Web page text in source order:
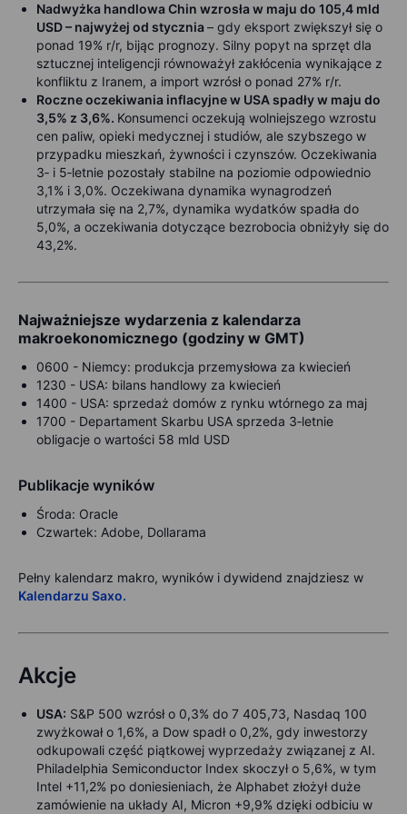
Nadwyżka handlowa Chin wzrosła w maju do 105,4 mld
USD – najwyżej od stycznia – gdy eksport zwiększył się o
ponad 19% r/r, bijąc prognozy. Silny popyt na sprzęt dla
sztucznej inteligencji równoważył zakłócenia wynikające z
konfliktu z Iranem, a import wzrósł o ponad 27% r/r.
Roczne oczekiwania inflacyjne w USA spadły w maju do
3,5% z 3,6%. Konsumenci oczekują wolniejszego wzrostu
cen paliw, opieki medycznej i studiów, ale szybszego w
przypadku mieszkań, żywności i czynszów. Oczekiwania
3‑ i 5‑letnie pozostały stabilne na poziomie odpowiednio
3,1% i 3,0%. Oczekiwana dynamika wynagrodzeń
utrzymała się na 2,7%, dynamika wydatków spadła do
5,0%, a oczekiwania dotyczące bezrobocia obniżyły się do
43,2%.
Najważniejsze wydarzenia z kalendarza
makroekonomicznego (godziny w GMT)
0600 - Niemcy: produkcja przemysłowa za kwiecień
1230 - USA: bilans handlowy za kwiecień
1400 - USA: sprzedaż domów z rynku wtórnego za maj
1700 - Departament Skarbu USA sprzeda 3‑letnie
obligacje o wartości 58 mld USD
Publikacje wyników
Środa: Oracle
Czwartek: Adobe, Dollarama
Pełny kalendarz makro, wyników i dywidend znajdziesz w
Kalendarzu Saxo.
Akcje
USA: S&P 500 wzrósł o 0,3% do 7 405,73, Nasdaq 100
zwyżkował o 1,6%, a Dow spadł o 0,2%, gdy inwestorzy
odkupowali część piątkowej wyprzedaży związanej z AI.
Philadelphia Semiconductor Index skoczył o 5,6%, w tym
Intel +11,2% po doniesieniach, że Alphabet złożył duże
zamówienie na układy AI, Micron +9,9% dzięki odbiciu w